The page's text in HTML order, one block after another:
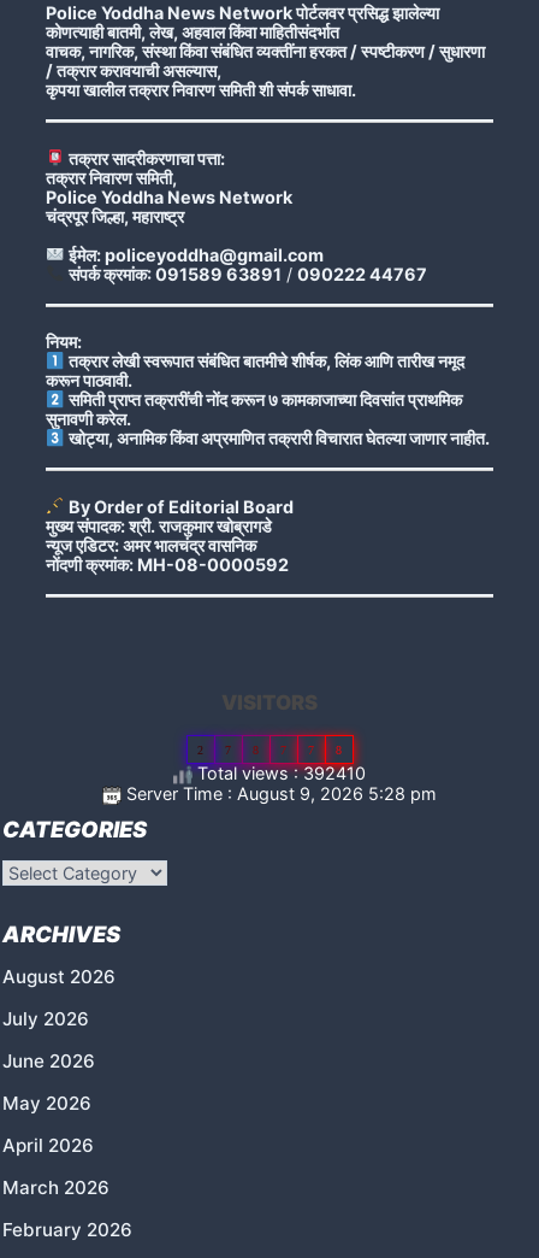
Police Yoddha News Network पोर्टलवर प्रसिद्ध झालेल्या
कोणत्याही बातमी, लेख, अहवाल किंवा माहितीसंदर्भात
वाचक, नागरिक, संस्था किंवा संबंधित व्यक्तींना हरकत / स्पष्टीकरण / सुधारणा
/ तक्रार करावयाची असल्यास,
कृपया खालील तक्रार निवारण समिती शी संपर्क साधावा.
तक्रार सादरीकरणाचा पत्ता:
तक्रार निवारण समिती,
Police Yoddha News Network
चंद्रपूर जिल्हा, महाराष्ट्र
ईमेल: policeyoddha@gmail.com
संपर्क क्रमांक: 091589 63891 / 090222 44767
नियम:
तक्रार लेखी स्वरूपात संबंधित बातमीचे शीर्षक, लिंक आणि तारीख नमूद
करून पाठवावी.
समिती प्राप्त तक्रारींची नोंद करून ७ कामकाजाच्या दिवसांत प्राथमिक
सुनावणी करेल.
खोट्या, अनामिक किंवा अप्रमाणित तक्रारी विचारात घेतल्या जाणार नाहीत.
By Order of Editorial Board
मुख्य संपादक: श्री. राजकुमार खोब्रागडे
न्यूज एडिटर: अमर भालचंद्र वासनिक
नोंदणी क्रमांक: MH-08-0000592
VISITORS
2 7 8 7 7 8
Total views : 392410
Server Time : August 9, 2026 5:28 pm
CATEGORIES
Categories
ARCHIVES
August 2026
July 2026
June 2026
May 2026
April 2026
March 2026
February 2026